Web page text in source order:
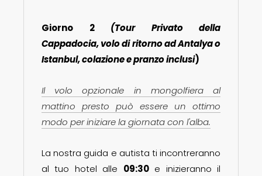
Giorno 2 (Tour Privato della
Cappadocia, volo di ritorno ad Antalya o
Istanbul,colazione e pranzo inclusi)
Il volo opzionale in mongolfiera al
mattino presto può essere un ottimo
modo per iniziare la giornata con l'alba.
La nostra guida e autista ti incontreranno
al tuo hotel alle 09:30e inizieranno il